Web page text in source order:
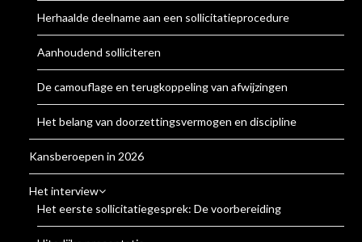
Herhaalde deelname aan een sollicitatieprocedure
Aanhoudend solliciteren
De camouflage en terugkoppeling van afwijzingen
Het belang van doorzettingsvermogen en discipline
Kansberoepen in 2026
Het interview
Het eerste sollicitatiegesprek: De voorbereiding